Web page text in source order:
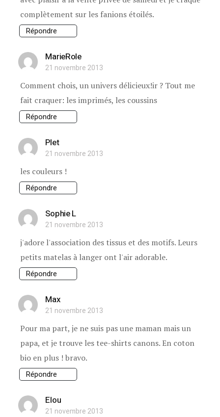
complètement sur les fanions étoilés.
Répondre
MarieRole
21 novembre 2013
Comment chois, un univers délicieux!ir ? Tout me
fait craquer: les imprimés, les coussins
Répondre
Plet
21 novembre 2013
les couleurs !
Répondre
Sophie L
21 novembre 2013
j'adore l'association des tissus et des motifs. Leurs
petits matelas à langer ont l'air adorable.
Répondre
Max
21 novembre 2013
Pour ma part, je ne suis pas une maman mais un
papa, et je trouve les tee-shirts canons. En coton
bio en plus ! bravo.
Répondre
Elou
21 novembre 2013